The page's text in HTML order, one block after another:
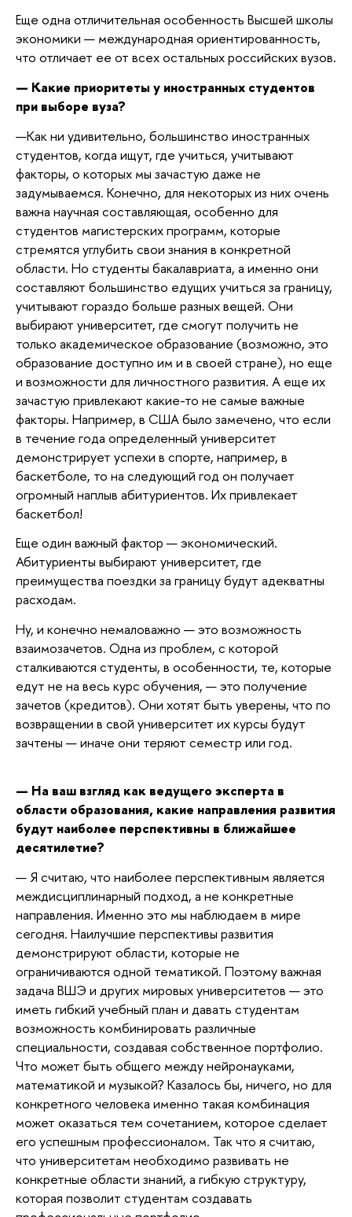
Еще одна отличительная особенность Высшей школы
экономики — международная ориентированность,
что отличает ее от всех остальных российских вузов.
— Какие приоритеты у иностранных студентов
при выборе вуза?
—Как ни удивительно, большинство иностранных
студентов, когда ищут, где учиться, учитывают
факторы, о которых мы зачастую даже не
задумываемся. Конечно, для некоторых из них очень
важна научная составляющая, особенно для
студентов магистерских программ, которые
стремятся углубить свои знания в конкретной
области. Но студенты бакалавриата, а именно они
составляют большинство едущих учиться за границу,
учитывают гораздо больше разных вещей. Они
выбирают университет, где смогут получить не
только академическое образование (возможно, это
образование доступно им и в своей стране), но еще
и возможности для личностного развития. А еще их
зачастую привлекают какие-то не самые важные
факторы. Например, в США было замечено, что если
в течение года определенный университет
демонстрирует успехи в спорте, например, в
баскетболе, то на следующий год он получает
огромный наплыв абитуриентов. Их привлекает
баскетбол!
Еще один важный фактор — экономический.
Абитуриенты выбирают университет, где
преимущества поездки за границу будут адекватны
расходам.
Ну, и конечно немаловажно — это возможность
взаимозачетов. Одна из проблем, с которой
сталкиваются студенты, в особенности, те, которые
едут не на весь курс обучения, — это получение
зачетов (кредитов). Они хотят быть уверены, что по
возвращении в свой университет их курсы будут
зачтены — иначе они теряют семестр или год.
— На ваш взгляд как ведущего эксперта в
области образования, какие направления развития
будут наиболее перспективны в ближайшее
десятилетие?
— Я считаю, что наиболее перспективным является
междисциплинарный подход, а не конкретные
направления. Именно это мы наблюдаем в мире
сегодня. Наилучшие перспективы развития
демонстрируют области, которые не
ограничиваются одной тематикой. Поэтому важная
задача ВШЭ и других мировых университетов — это
иметь гибкий учебный план и давать студентам
возможность комбинировать различные
специальности, создавая собственное портфолио.
Что может быть общего между нейронауками,
математикой и музыкой? Казалось бы, ничего, но для
конкретного человека именно такая комбинация
может оказаться тем сочетанием, которое сделает
его успешным профессионалом. Так что я считаю,
что университетам необходимо развивать не
конкретные области знаний, а гибкую структуру,
которая позволит студентам создавать